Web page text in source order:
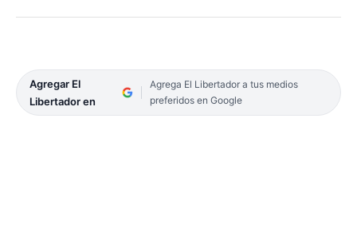
Agregar El
Libertador en
Agrega El Libertador a tus medios
preferidos en Google